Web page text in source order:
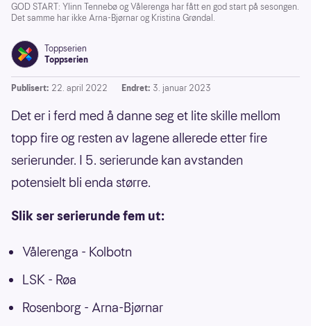
GOD START: Ylinn Tennebø og Vålerenga har fått en god start på sesongen.
Det samme har ikke Arna-Bjørnar og Kristina Grøndal.
Toppserien
Toppserien
Publisert: 22. april 2022 Endret: 3. januar 2023
Det er i ferd med å danne seg et lite skille mellom
topp fire og resten av lagene allerede etter fire
serierunder. I 5. serierunde kan avstanden
potensielt bli enda større.
Slik ser serierunde fem ut:
Vålerenga - Kolbotn
LSK - Røa
Rosenborg - Arna-Bjørnar